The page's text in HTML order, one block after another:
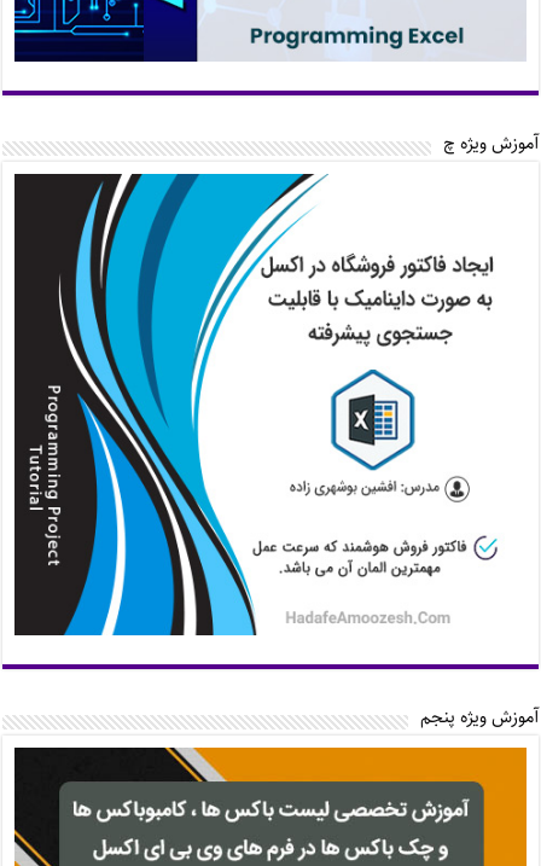
آموزش ویژه چ
آموزش ویژه پنجم